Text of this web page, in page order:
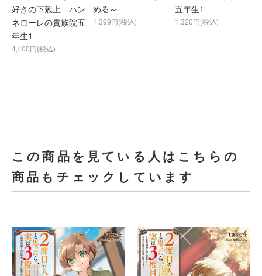
好きの下剋上 ハン
ネローレの貴族院五
年生1
4,400円(税込)
める～
1,399円(税込)
五年生1
1,320円(税込)
この商品を見ている人はこちらの
商品もチェックしています